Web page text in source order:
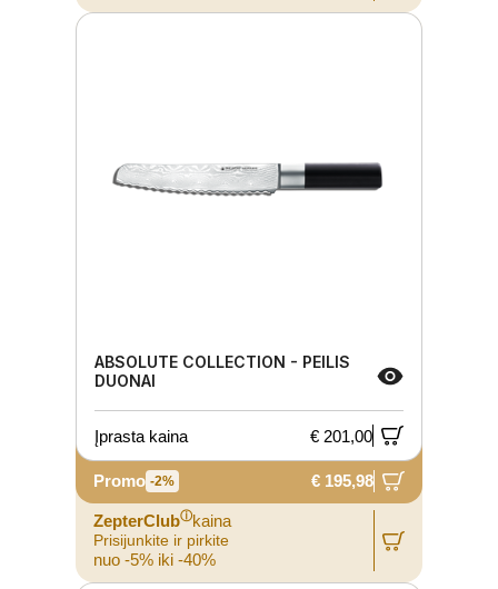
ABSOLUTE COLLECTION - PEILIS
DUONAI
Įprasta kaina € 201,00
Promo -2% € 195,98
ZepterClubⓘkaina
Prisijunkite ir pirkite
nuo -5% iki -40%